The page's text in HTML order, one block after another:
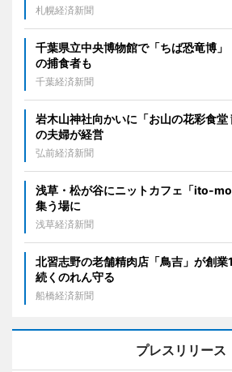
札幌経済新聞
千葉県立中央博物館で「ちば恐竜博
の捕食者も
千葉経済新聞
岩木山神社向かいに「お山の花彩食
の夫婦が経営
弘前経済新聞
浅草・松が谷にニットカフェ「ito-
集う場に
浅草経済新聞
北習志野の老舗精肉店「鳥吉」が創
続くのれん守る
船橋経済新聞
プレスリリース